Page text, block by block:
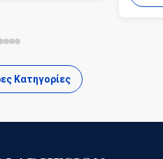
melt
Κατηγορίες